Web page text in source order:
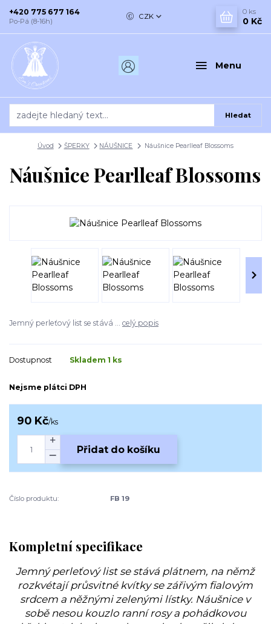
Menu
CZK
Hledat
+420 775 677 164
Po-Pá (8-16h)
0 ks
0 Kč
Úvod ŠPERKY NÁUŠNICE Náušnice Pearlleaf Blossoms
Náušnice Pearlleaf Blossoms
Jemný perleťový list se stává ... celý popis
Dostupnost Skladem 1 ks
Nejsme plátci DPH
90 Kč/ks
Přidat do košíku
Číslo produktu: FB 19
Kompletní specifikace
Jemný perleťový list se stává plátnem, na němž
rozkvétají průsvitné kvítky se zářivým fialovým
srdcem a něžnými zelenými lístky. Náušnice v
sobě nesou kouzlo ranní rosy a pohádkovou